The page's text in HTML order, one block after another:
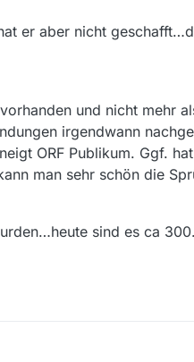
8:30 Uhr)
er aber nicht
und nicht mehr
irgendwann
ORF Publikum. Ggf.
man sehr schön die
sind es ca